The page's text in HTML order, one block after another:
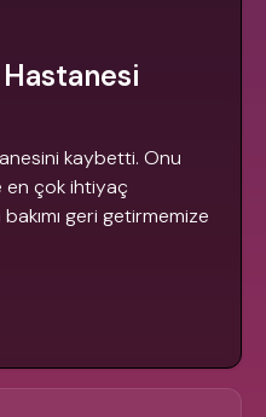
kaybetti. Onu
en çok ihtiyaç
geri getirmemize